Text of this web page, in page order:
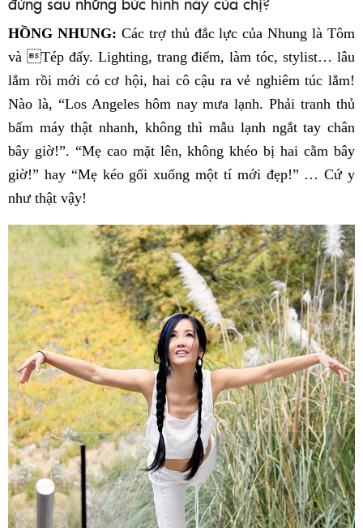
HỒNG NHUNG: Các trợ thủ đắc lực của Nhung là Tôm
và Tép đấy. Lighting, trang điểm, làm tóc, stylist… lâu
lắm rồi mới có cơ hội, hai cô cậu ra vẻ nghiêm túc lắm!
Nào là, “Los Angeles hôm nay mưa lạnh. Phải tranh thủ
bấm máy thật nhanh, không thì mẫu lạnh ngắt tay chân
bây giờ!”. “Mẹ cao mặt lên, không khéo bị hai cằm bây
giờ!” hay “Mẹ kéo gối xuống một tí mới đẹp!” … Cứ y
như thật vậy!